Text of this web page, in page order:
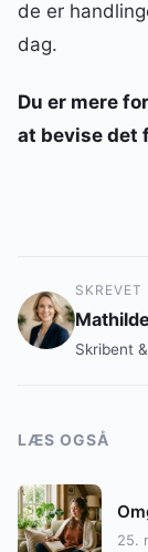
de er
dag.
Du er mere
at bevise det
SKREVET
Skribent
LÆS OGSÅ
25.